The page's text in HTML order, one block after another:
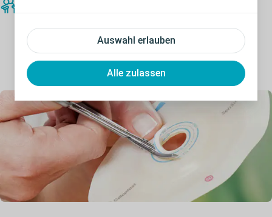
Auswahl erlauben
Alle zulassen
Bedürfnisse rund um Stoma & Inkontinenz.